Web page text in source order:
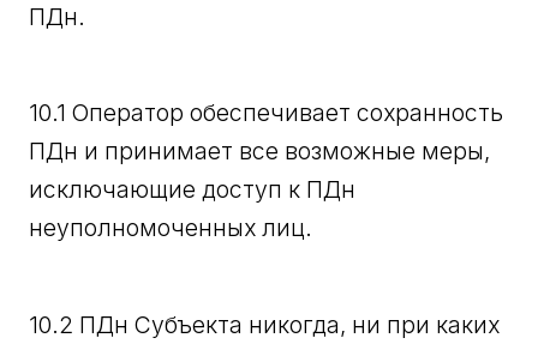
ПДн.
10.1 Оператор обеспечивает сохранность
ПДн и принимает все возможные меры,
исключающие доступ к ПДн
неуполномоченных лиц.
10.2 ПДн Субъекта никогда, ни при каких